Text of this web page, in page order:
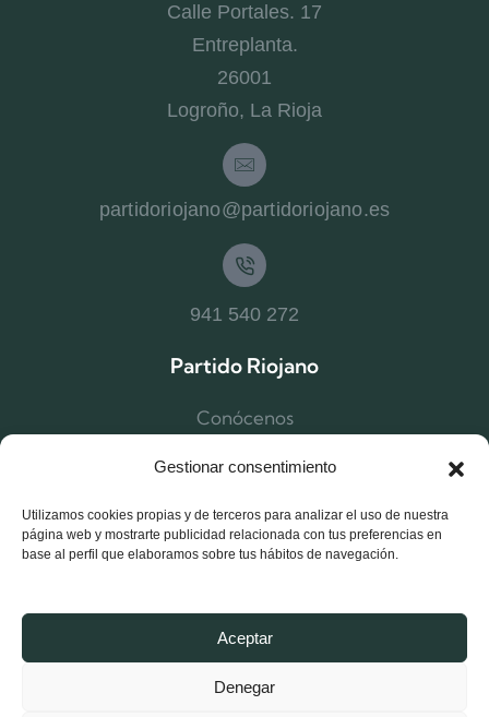
Gestionar consentimiento
Utilizamos cookies propias y de terceros para analizar el uso de nuestra
página web y mostrarte publicidad relacionada con tus preferencias en
base al perfil que elaboramos sobre tus hábitos de navegación.
Aceptar
Denegar
Calle Portales. 17
Entreplanta.
26001
Logroño, La Rioja
partidoriojano@partidoriojano.es
941 540 272
Partido Riojano
Conócenos
Estructura
Noticias La Rioja
Contacta